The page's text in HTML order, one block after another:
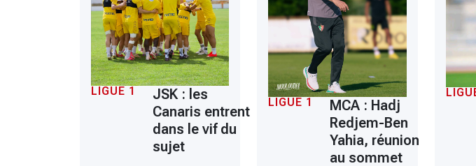
LIGUE 1
JSK : les
Canaris entrent
dans le vif du
sujet
LIGUE 1
MCA : Hadj
Redjem-Ben
Yahia, réunion
au sommet